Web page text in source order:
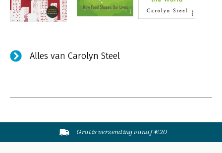
Alles van Carolyn Steel
Gratis verzending vanaf €20